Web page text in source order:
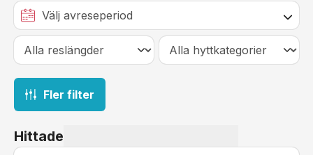
Fler filter
Hittade